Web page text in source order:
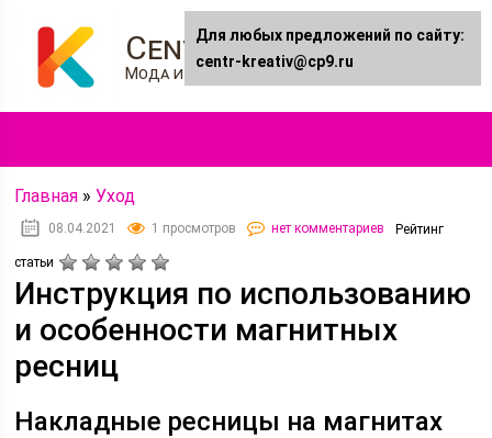
Centr-kreativ.ru
Мода и Стиль
Главная »Уход
08.04.2021 1 просмотров нет комментариев Рейтинг
статьи
Инструкция по использованию
и особенности магнитных
ресниц
Накладные ресницы на магнитах
Для любых предложений по сайту:
centr-kreativ@cp9.ru